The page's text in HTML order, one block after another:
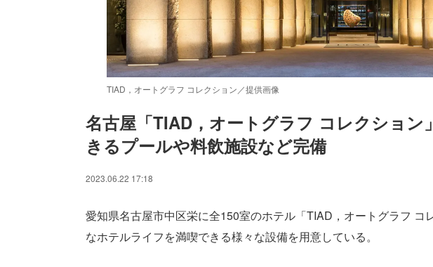
TIAD，オートグラフ コレクション／提供画像
Unmute /
名古屋「TIAD，オートグラフ コレクショ
きるプールや料飲施設など完備
2023.06.22 17:18
愛知県名古屋市中区栄に全150室のホテル「TIAD，オートグラフ コ
なホテルライフを満喫できる様々な設備を用意している。